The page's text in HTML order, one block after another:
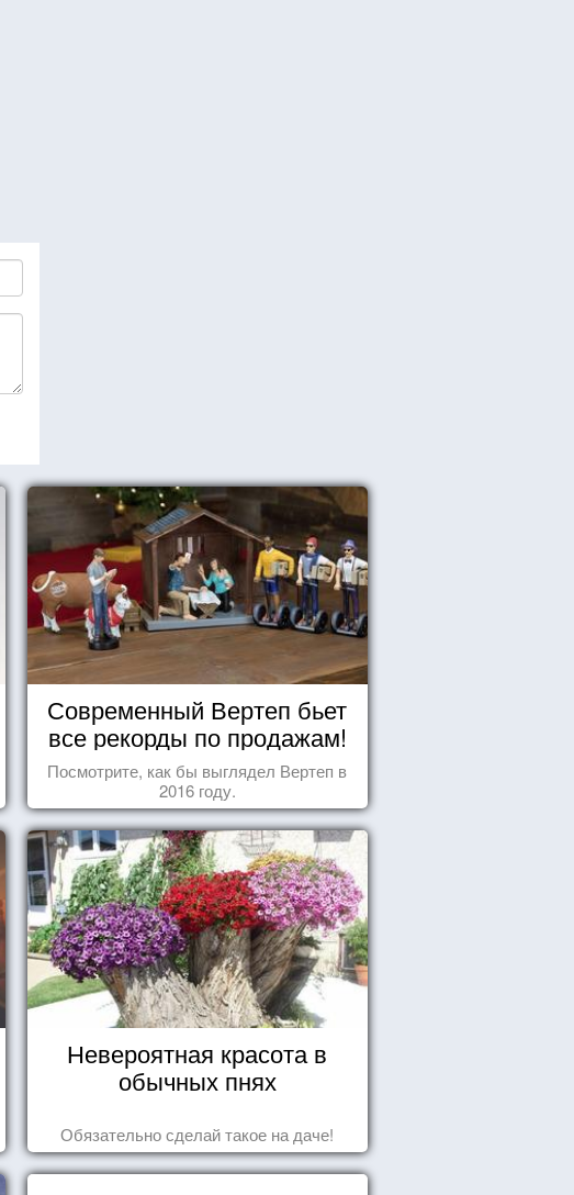
Современный Вертеп бьет
все рекорды по продажам!
Посмотрите, как бы выглядел Вертеп в
2016 году.
Невероятная красота в
обычных пнях
Обязательно сделай такое на даче!